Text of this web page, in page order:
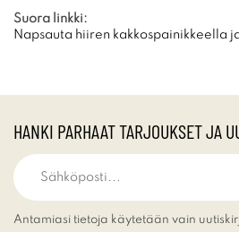
Suora linkki:
Napsauta hiiren kakkospainikkeella
HANKI PARHAAT TARJOUKSET JA
Antamiasi tietoja käytetään vain